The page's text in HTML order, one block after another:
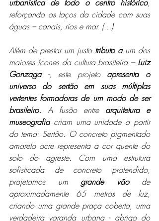
urbanística de todo o centro histórico,
reforçando os laços da cidade com suas
águas – canais, rios e mar. (...)
Além de prestar um justo tributo a um dos
maiores ícones da cultura brasileira – Luiz
Gonzaga -, este projeto apresenta o
universo do sertão em suas múltiplas
vertentes formadoras de um modo de ser
brasileiro. A fusão entre arquitetura e
museografia criam uma unidade a partir
do tema: Sertão. O concreto pigmentado
amarelo ocre representa a cor quente do
solo do agreste. Com uma estrutura
sofisticada de concreto protendido,
projetamos um grande vão de
aproximadamente 65 metros de luz,
criando uma grande praça coberta, uma
verdadeira varanda urbana - abrigo do